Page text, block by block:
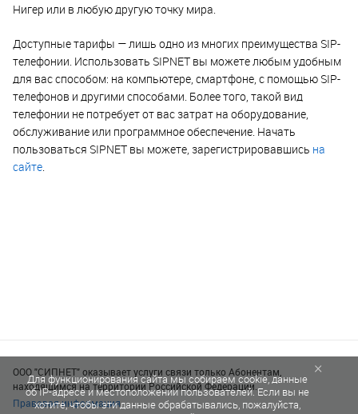
Нигер или в любую другую точку мира.
Доступные тарифы — лишь одно из многих преимущества SIP-
телефонии. Использовать SIPNET вы можете любым удобным
для вас способом: на компьютере, смартфоне, с помощью SIP-
телефонов и другими способами. Более того, такой вид
телефонии не потребует от вас затрат на оборудование,
обслуживание или программное обеспечение. Начать
пользоваться SIPNET вы можете, зарегистрировавшись на
сайте.
ООО "СИПНЕТ" оказывает услуги связи только Абонентам,
находящимся на территории Российской Федерации.
Правовая информация
Для функционирования сайта мы собираем cookie, данные
об IP-адресе и местоположении пользователей. Если вы не
хотите, чтобы эти данные обрабатывались, пожалуйста,
×